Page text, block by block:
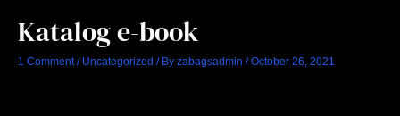
Katalog e-book
1 Comment / Uncategorized / By zabagsadmin /October 26, 2021